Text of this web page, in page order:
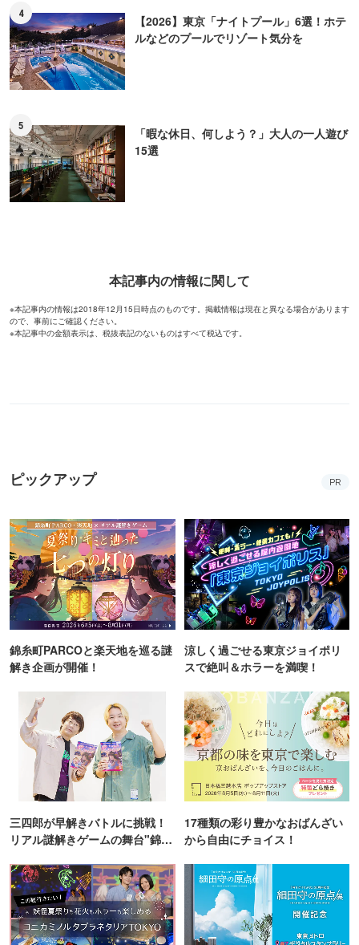
4
【2026】東京「ナイトプール」6選！ホテ
ルなどのプールでリゾート気分を
5
「暇な休日、何しよう？」大人の一人遊び
15選
本記事内の情報に関して
※本記事内の情報は2018年12月15日時点のものです。掲載情報は現在と異なる場合があります
ので、事前にご確認ください。
※本記事中の金額表示は、税抜表記のないものはすべて税込です。
ピックアップ PR
錦糸町PARCOと楽天地を巡る謎
解き企画が開催！
涼しく過ごせる東京ジョイポリ
スで絶叫＆ホラーを満喫！
三四郎が早解きバトルに挑戦！
リアル謎解きゲームの舞台"錦糸
17種類の彩り豊かなおばんざい
から自由にチョイス！